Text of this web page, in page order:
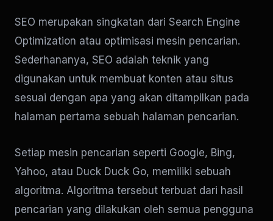
SEO merupakan singkatan dari Search Engine
Optimization atau optimisasi mesin pencarian.
Sederhananya, SEO adalah teknik yang
digunakan untuk membuat konten atau situs
sesuai dengan apa yang akan ditampilkan pada
halaman pertama sebuah halaman pencarian.
Setiap mesin pencarian seperti Google, Bing,
Yahoo, atau Duck Duck Go, memiliki sebuah
algoritma. Algoritma tersebut terbuat dari hasil
pencarian yang dilakukan oleh semua pengguna